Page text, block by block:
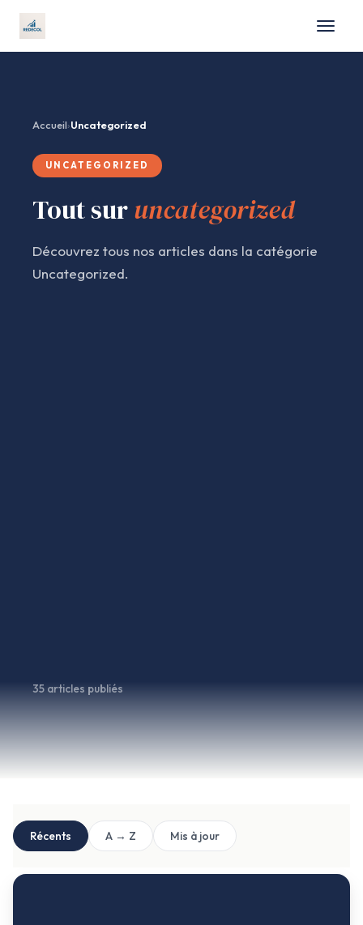
Business
Marketing
Finance
Accueil›Uncategorized
UNCATEGORIZED
Tout suruncategorized
Découvrez tous nos articles dans la catégorie
Uncategorized.
35 articles publiés
Récents A → Z Mis à jour